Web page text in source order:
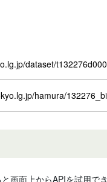
dataset/
hamura/
画面上からAPIを試用